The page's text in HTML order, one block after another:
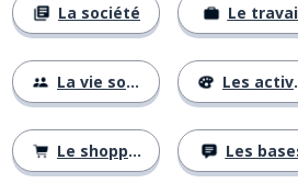
La société
La vie sociale
Le shopping
Le
Les activités
Les